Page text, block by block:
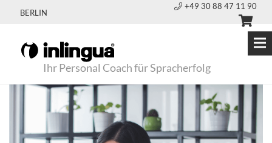
BERLIN
+49 30 88 47 11 90
Ihr Personal Coach für Spracherfolg